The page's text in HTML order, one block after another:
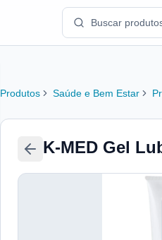
Produtos Saúde e Bem Estar
K-MED Gel